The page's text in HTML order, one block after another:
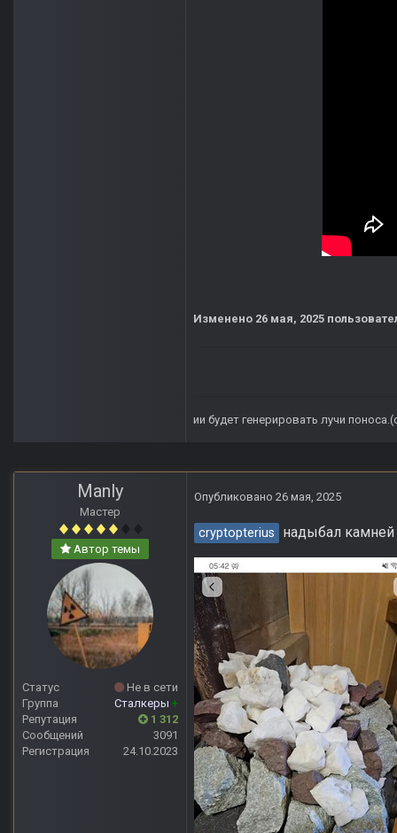
Изменено 26 мая, 2025
ии будет генерировать лучи
Manly
Мастер
Автор темы
Статус
Не в сети
Группа
Сталкеры +
Репутация
1 312
Сообщений
3091
Регистрация
24.10.2023
Опубликовано 26 мая, 2025
cryptopterius надыбал камней